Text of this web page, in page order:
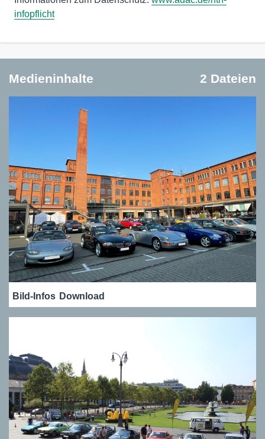
infopflicht
Medieninhalte 2 Dateien
Bild-Infos Download